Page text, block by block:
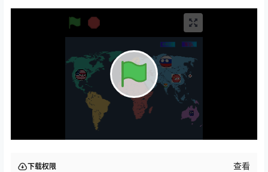
下载权限 查看